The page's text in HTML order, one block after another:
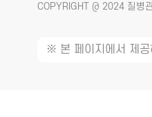
COPYRIGHT @ 2024 질병
※ 본 페이지에서 제공